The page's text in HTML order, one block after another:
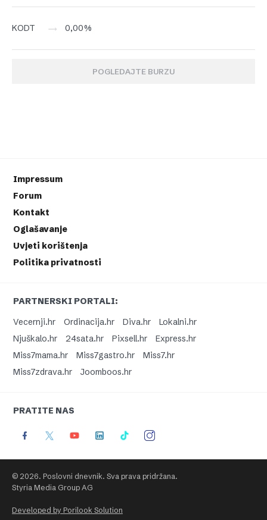
KODT 0,00%
POGLEDAJTE BURZU
Impressum
Forum
Kontakt
Oglašavanje
Uvjeti korištenja
Politika privatnosti
PARTNERSKI PORTALI:
Vecernji.hr
Ordinacija.hr Diva.hr
Lokalni.hr
Njuškalo.hr
24sata.hr Pixsell.hr
Express.hr
Miss7mama.hr
Miss7gastro.hr
Miss7.hr
Miss7zdrava.hr
Joomboos.hr
PRATITE NAS
© 2026. Poslovni dnevnik. Sva prava pridržana.
Styria Media Group AG
Developed by Porilook Solution